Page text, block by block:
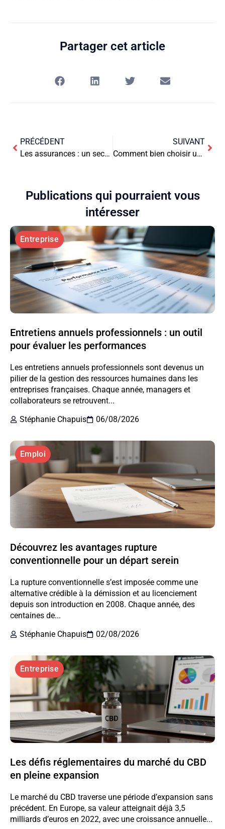
Partager cet article
PRÉCÉDENT
Les assurances : un secteur en pleine évolution
SUIVANT
Comment bien choisir une agence de référencement ?
Publications qui pourraient vous
intéresser
Entreprise
Entretiens annuels professionnels : un outil
pour évaluer les performances
Les entretiens annuels professionnels sont devenus un
pilier de la gestion des ressources humaines dans les
entreprises françaises. Chaque année, managers et
collaborateurs se retrouvent...
Stéphanie Chapuis
06/08/2026
Emploi
Découvrez les avantages rupture
conventionnelle pour un départ serein
La rupture conventionnelle s’est imposée comme une
alternative crédible à la démission et au licenciement
depuis son introduction en 2008. Chaque année, des
centaines de...
Stéphanie Chapuis
02/08/2026
Entreprise
Les défis réglementaires du marché du CBD
en pleine expansion
Le marché du CBD traverse une période d’expansion sans
précédent. En Europe, sa valeur atteignait déjà 3,5
milliards d’euros en 2022, avec une croissance annuelle...